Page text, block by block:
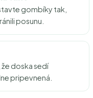
gombíky tak,
posunu.
doska sedí
pripevnená.